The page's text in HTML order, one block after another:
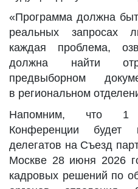
«Программа должна
реальных запросах
каждая проблема,
должна найти
предвыборном
в региональном
Напомним, что 1
Конференции будет
делегатов на Съезд
Москве 28 июня 2026
кадровых решений по